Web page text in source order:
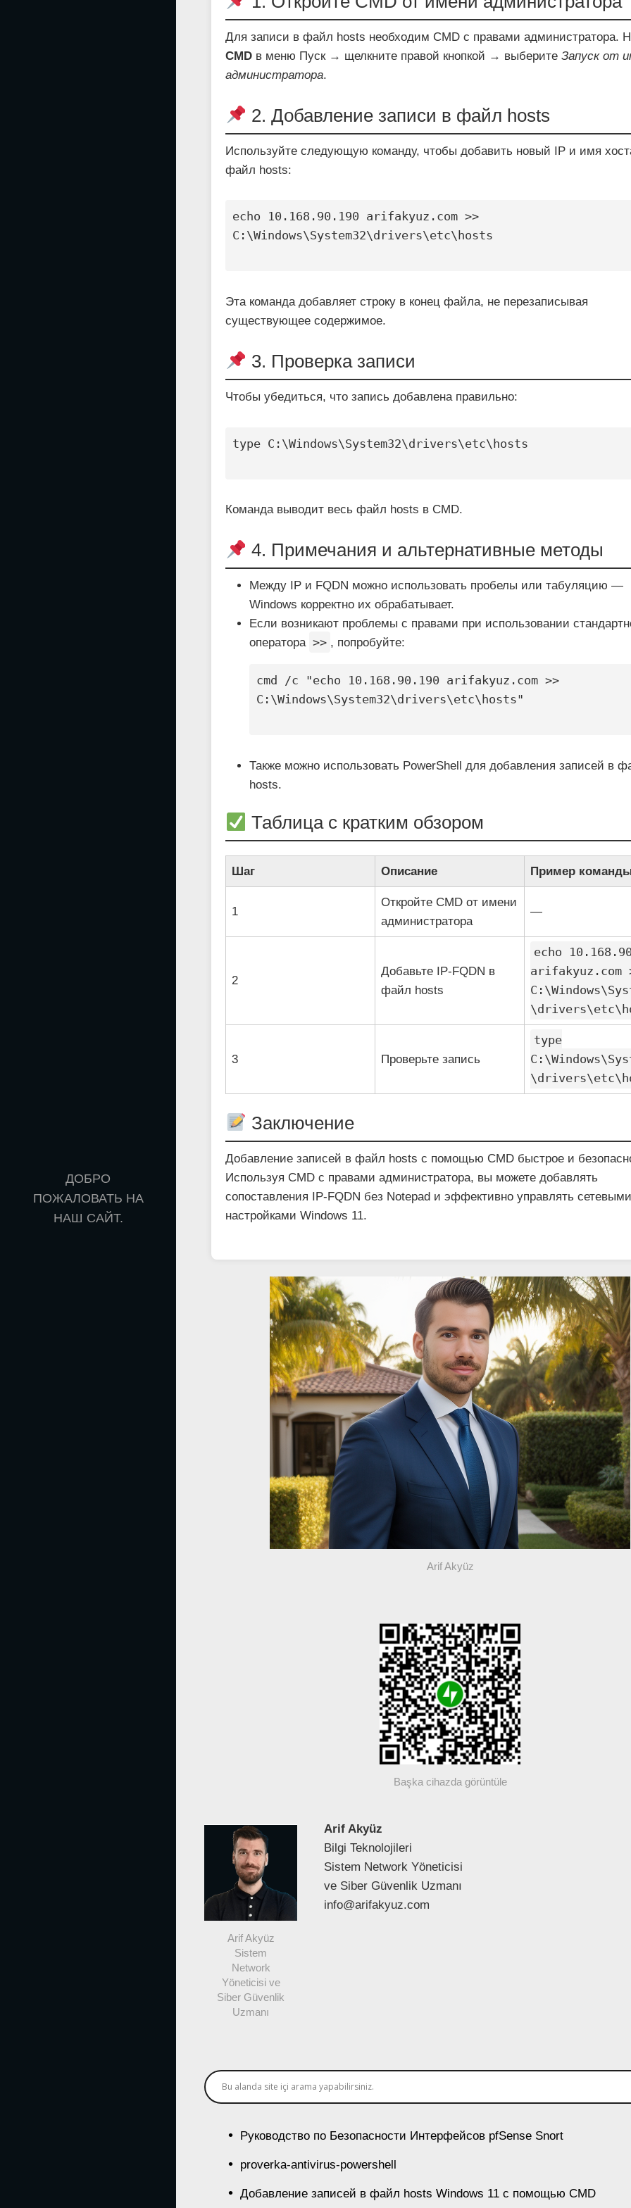
ДОБРО
ПОЖАЛОВАТЬ НА
НАШ САЙТ.
Для записи в файл hosts необходим CMD с правами администратора.
CMD в меню Пуск → щелкните правой кнопкой → выберитеЗапуск от
администратора.
2. Добавление записи в файл hosts
Используйте следующую команду, чтобы добавить новый IP и имя
файл hosts:
echo 10.168.90.190 arifakyuz.com >>
C:\Windows\System32\drivers\etc\hosts
Эта команда добавляет строку в конец файла, не перезаписывая
существующее содержимое.
3. Проверка записи
Чтобы убедиться, что запись добавлена правильно:
type C:\Windows\System32\drivers\etc\hosts
Команда выводит весь файл hosts в CMD.
4. Примечания и альтернативные методы
Между IP и FQDN можно использовать пробелы или табуляцию —
Windows корректно их обрабатывает.
Если возникают проблемы с правами при использовании
оператора >> , попробуйте:
cmd /c "echo 10.168.90.190 arifakyuz.com >>
C:\Windows\System32\drivers\etc\hosts"
Также можно использовать PowerShell для добавления записей в
hosts.
Таблица с кратким обзором
Шаг Описание Пример
1
Откройте CMD от имени
администратора
—
2
Добавьте IP-FQDN в
файл hosts
echo
arifakyuz.com
3 Проверьте запись
type
Заключение
Добавление записей в файл hosts с помощью CMD быстрое и
Используя CMD с правами администратора, вы можете добавлять
сопоставления IP-FQDN без Notepad и эффективно управлять
настройками Windows 11.
Arif Akyüz
Başka cihazda görüntüle
Arif Akyüz
Sistem
Network
Yöneticisi ve
Siber Güvenlik
Uzmanı
Arif Akyüz
Bilgi Teknolojileri
Sistem Network Yöneticisi
ve Siber Güvenlik Uzmanı
info@arifakyuz.com
Руководство по Безопасности Интерфейсов pfSense Snort
proverka-antivirus-powershell
Добавление записей в файл hosts Windows 11 с помощью CMD